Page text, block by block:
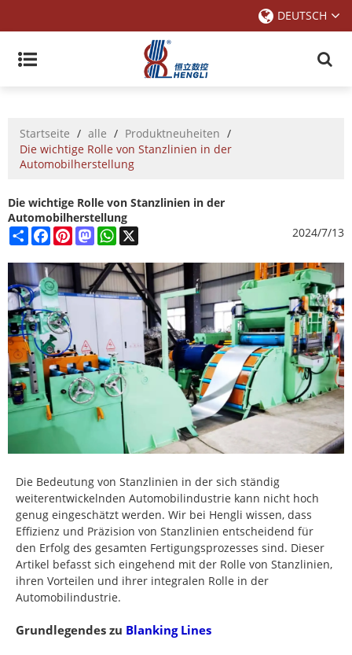
DEUTSCH
Startseite / alle / Produktneuheiten /
Die wichtige Rolle von Stanzlinien in der
Automobilherstellung
Die wichtige Rolle von Stanzlinien in der
Automobilherstellung
ShareFacebook
PinterestMastodonWhatsApp 2024/7/13
Die Bedeutung von Stanzlinien in der sich ständig
weiterentwickelnden Automobilindustrie kann nicht hoch
genug eingeschätzt werden. Wir bei Hengli wissen, dass
Effizienz und Präzision von Stanzlinien entscheidend für
den Erfolg des gesamten Fertigungsprozesses sind. Dieser
Artikel befasst sich eingehend mit der Rolle von Stanzlinien,
ihren Vorteilen und ihrer integralen Rolle in der
Automobilindustrie.
Grundlegendes zu Blanking Lines